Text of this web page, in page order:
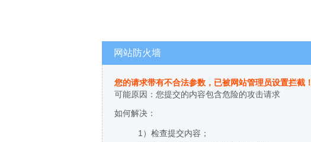
网站防火墙
您的请求带有不合法参数，已被网站管理员设置拦截！
可能原因：您提交的内容包含危险的攻击请求
如何解决：
1）检查提交内容；